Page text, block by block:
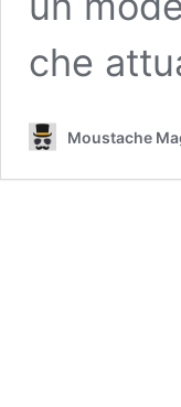
che
Moustache